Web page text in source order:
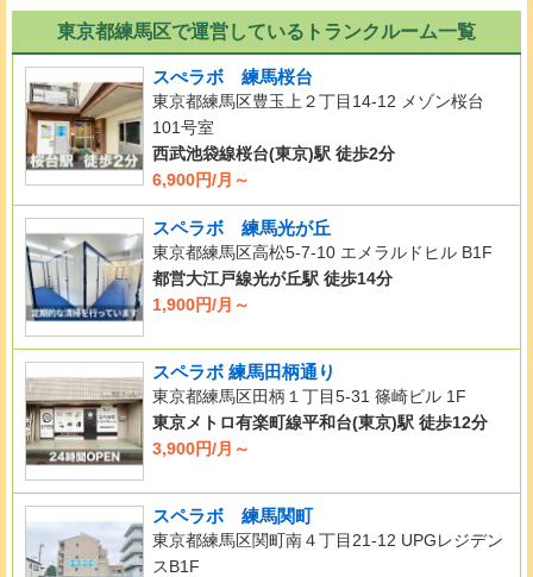
東京都練馬区で運営しているトランクルーム一覧
スぺラボ 練馬桜台
東京都練馬区豊玉上２丁目14-12 メゾン桜台
101号室
西武池袋線桜台(東京)駅 徒歩2分
6,900円/月～
スペラボ 練馬光が丘
東京都練馬区高松5-7-10 エメラルドヒル B1F
都営大江戸線光が丘駅 徒歩14分
1,900円/月～
スペラボ 練馬田柄通り
東京都練馬区田柄１丁目5-31 篠崎ビル 1F
東京メトロ有楽町線平和台(東京)駅 徒歩12分
3,900円/月～
スペラボ 練馬関町
東京都練馬区関町南４丁目21-12 UPGレジデン
スB1F